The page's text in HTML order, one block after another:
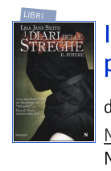
LIBRI